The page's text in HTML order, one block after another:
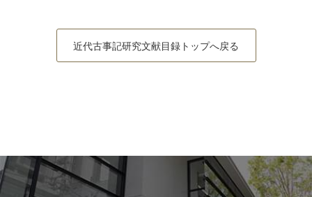
近代古事記研究文献目録トップへ戻る